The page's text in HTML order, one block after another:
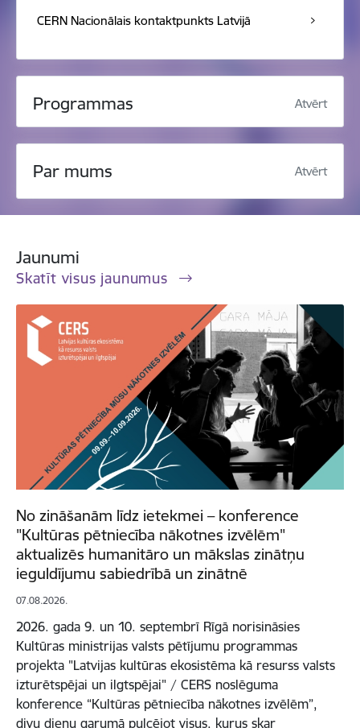
CERN Nacionālais kontaktpunkts Latvijā
Programmas Atvērt
Par mums Atvērt
Jaunumi
Skatīt visus jaunumus
No zināšanām līdz ietekmei – konference
"Kultūras pētniecība nākotnes izvēlēm"
aktualizēs humanitāro un mākslas zinātņu
ieguldījumu sabiedrībā un zinātnē
07.08.2026.
2026. gada 9. un 10. septembrī Rīgā norisināsies
Kultūras ministrijas valsts pētījumu programmas
projekta "Latvijas kultūras ekosistēma kā resurss valsts
izturētspējai un ilgtspējai" / CERS noslēguma
konference “Kultūras pētniecība nākotnes izvēlēm”,
divu dienu garumā pulcējot visus, kurus skar